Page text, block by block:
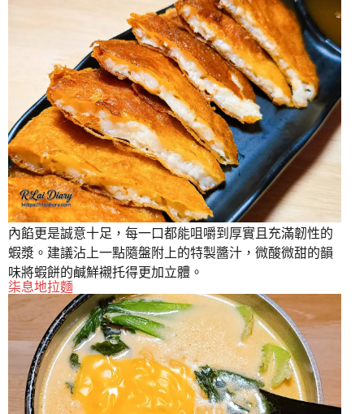
內餡更是誠意十足，每一口都能咀嚼到厚實且充滿韌性的
蝦漿。建議沾上一點隨盤附上的特製醬汁，微酸微甜的韻
味將蝦餅的鹹鮮襯托得更加立體。
柒息地拉麵